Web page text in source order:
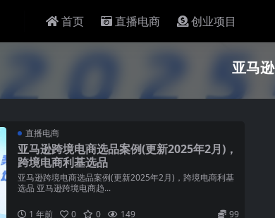
首页 直播电商 创业项目
亚马逊
直播电商
亚马逊跨境电商选品案例(更新2025年2月)，
跨境电商利基选品
亚马逊跨境电商选品案例(更新2025年2月)，跨境电商利基
选品 亚马逊跨境电商趋...
1 年前 0 0 149 99